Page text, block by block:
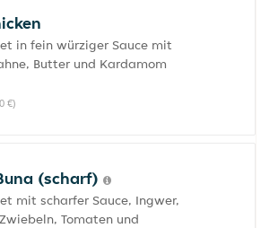
in fein würziger Sauce mit
Butter und Kardamom
€)
(scharf)
mit scharfer Sauce, Ingwer,
Tomaten und